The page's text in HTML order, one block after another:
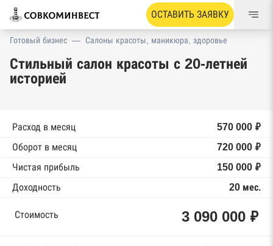
ОСТАВИТЬ ЗАЯВКУ
Готовый бизнес — Салоны красоты, маникюра, здоровье
Стильный салон красоты с 20-летней
историей
Расход в месяц
570 000 ₽
Оборот в месяц
720 000 ₽
Чистая прибыль
150 000 ₽
Доходность
20 мес.
Стоимость 3 090 000 ₽